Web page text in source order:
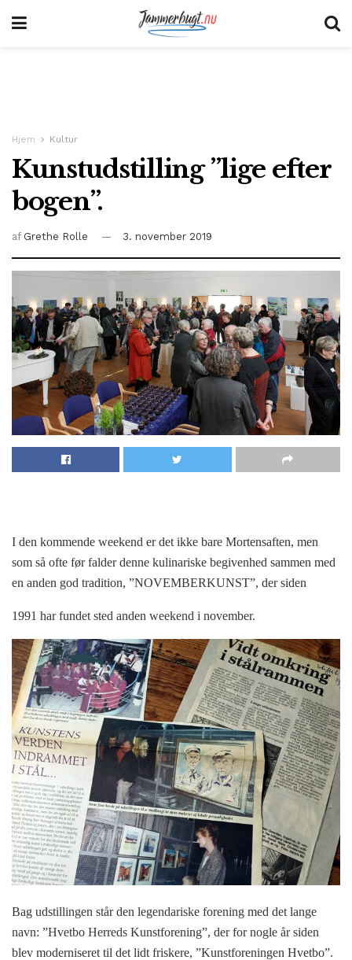
Hjem Kultur
Kunstudstilling ”lige efter
bogen”.
af Grethe Rolle 3. november 2019
I den kommende weekend er det ikke bare Mortensaften, men
som så ofte før falder denne kulinariske begivenhed sammen med
en anden god tradition, ”NOVEMBERKUNST”, der siden
1991 har fundet sted anden weekend i november.
Bag udstillingen står den legendariske forening med det lange
navn: ”Hvetbo Herreds Kunstforening”, der for nogle år siden
blev moderniseret til det lidt friskere, ”Kunstforeningen Hvetbo”.